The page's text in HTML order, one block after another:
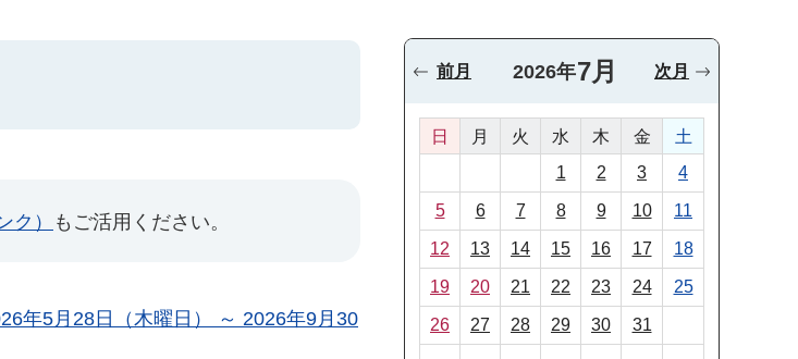
2026年7月
前月 次月
日 月 火 水 木 金
土
1
2 3 4
5 6 7 8 9 10 11
12 13 14 15 16 17 18
19 20 21 22 23 24 25
26 27 28 29 30 31
） もご活用ください。
年5月28日（木曜日） ～ 2026年9月30